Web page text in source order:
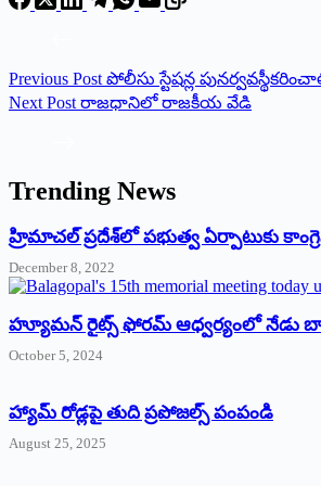
Previous Post పోలీసు స్టేషన్ల
Next Post రాజధానిలో రాజకీయ వేడి
Trending News
‌హ్రిమాచల్‌ ‌ప్రదేశ్‌లో పభుత్వ ఏర్పాటుకు
December 8, 2022
హ్యూమన్‌ రైట్స్‌ ఫోరమ్‌ ఆధ్వర్యంలో నేడు
October 5, 2024
హ్యామ్‌ రోడ్లపై తుది ప్రపోజల్స్‌ పంపండి
August 25, 2025